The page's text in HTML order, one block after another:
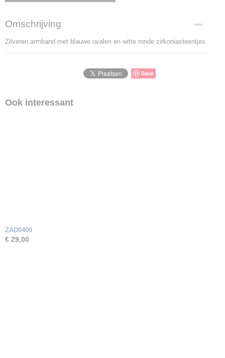
Omschrijving
Zilveren armband met blauwe ovalen en witte ronde zirkoniasteentjes.
Save
Ook interessant
ZAD0400
€ 29,00